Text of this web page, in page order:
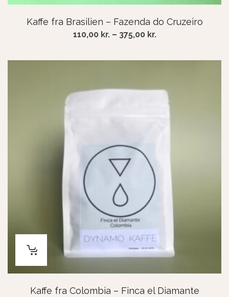
Kaffe fra Brasilien – Fazenda do Cruzeiro
110,00 kr. – 375,00 kr.Price
Kaffe fra Colombia – Finca el Diamante